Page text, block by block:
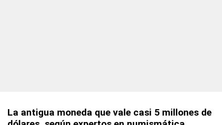
La antigua moneda que vale casi 5 millones de